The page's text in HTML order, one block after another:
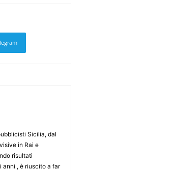
Sicilia, dal
in Rai e
risultati
anni , è riuscito a far